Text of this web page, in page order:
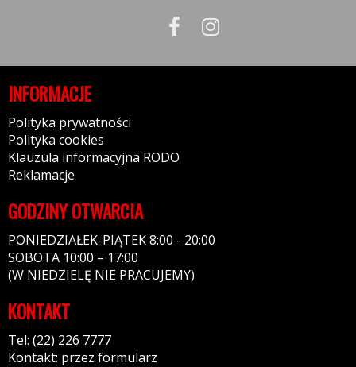
INFORMACJE
Polityka prywatności
Polityka cookies
Klauzula informacyjna RODO
Reklamacje
GODZINY OTWARCIA
PONIEDZIAŁEK-PIĄTEK 8:00 - 20:00
SOBOTA 10:00 – 17:00
(W NIEDZIELĘ NIE PRACUJEMY)
KONTAKT
Tel: (22) 226 7777
Kontakt: przez formularz